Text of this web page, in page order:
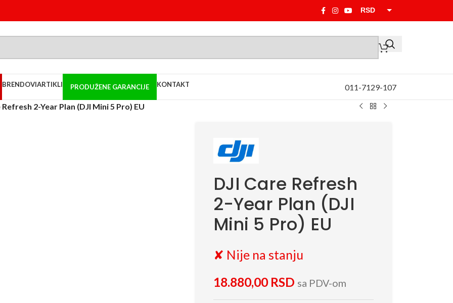
RSD
BRENDOVIARTIKLI PRODUŽENE GARANCIJE KONTAKT 011-7129-107
Refresh 2-Year Plan (DJI Mini 5 Pro) EU
DJI Care Refresh
2-Year Plan (DJI
Mini 5 Pro) EU
✘ Nije na stanju
18.880,00 RSD sa PDV-om